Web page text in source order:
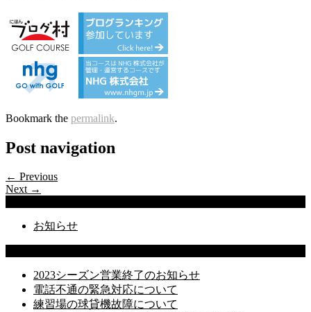
Bookmark the permalink.
Post navigation
← Previous
Next →
お知らせ
2023シーズン営業終了のお知らせ
電話不通の緊急対応について
練習場の球貸機故障について